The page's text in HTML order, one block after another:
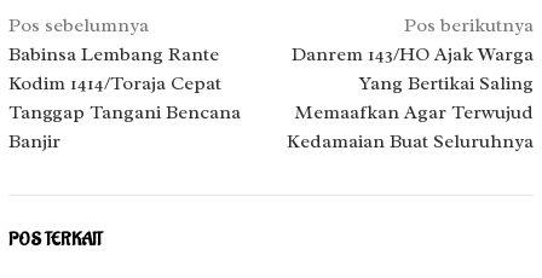
Navigasi
pos
Pos sebelumnya
Babinsa Lembang Rante
Kodim 1414/Toraja Cepat
Tanggap Tangani Bencana
Banjir
Pos berikutnya
Danrem 143/HO Ajak Warga
Yang Bertikai Saling
Memaafkan Agar Terwujud
Kedamaian Buat Seluruhnya
POS TERKAIT